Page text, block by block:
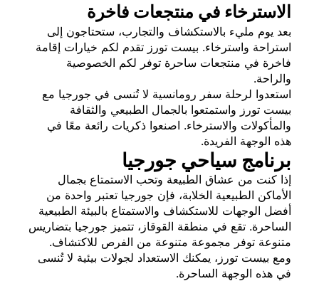
الاسترخاء في منتجعات فاخرة
بعد يوم مليء بالاستكشاف والتجارب، ستحتاجون إلى
استراحة واسترخاء. بيست تورز تقدم لكم خيارات إقامة
فاخرة في منتجعات ساحرة توفر لكم الخصوصية
والراحة.
استعدوا لرحلة سفر رومانسية لا تُنسى في جورجيا مع
بيست تورز واستمتعوا بالجمال الطبيعي والثقافة
والمأكولات والاسترخاء. اصنعوا ذكريات رائعة معًا في
هذه الوجهة الفريدة.
برنامج سياحي جورجيا
إذا كنت من عشاق الطبيعة وتحب الاستمتاع بجمال
الأماكن الطبيعية الخلابة، فإن جورجيا تعتبر واحدة من
أفضل الوجهات للاستكشاف والاستمتاع بالبيئة الطبيعية
الساحرة. تقع في منطقة القوقاز، تتميز جورجيا بتضاريس
متنوعة توفر مجموعة متنوعة من الفرص للاكتشاف.
ومع بيست تورز، يمكنك الاستعداد لجولات بيئية لا تُنسى
في هذه الوجهة الساحرة.